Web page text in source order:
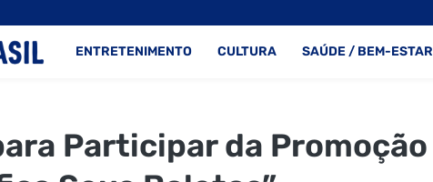
ENTRETENIMENTO CULTURA SAÚDE / BEM-ESTAR
Participar da Promoção